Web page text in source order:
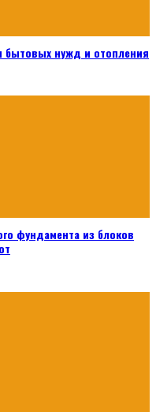
бытовых нужд и отопления
фундамента из блоков